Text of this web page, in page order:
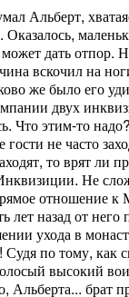
Альберт,
дать отпор.
вскочил на
же было его
двух
Что этим-то
не часто
то врят ли
Не
отношение к
лет назад от
ухода в
Судя по тому, как
высокий
Альберта... брат